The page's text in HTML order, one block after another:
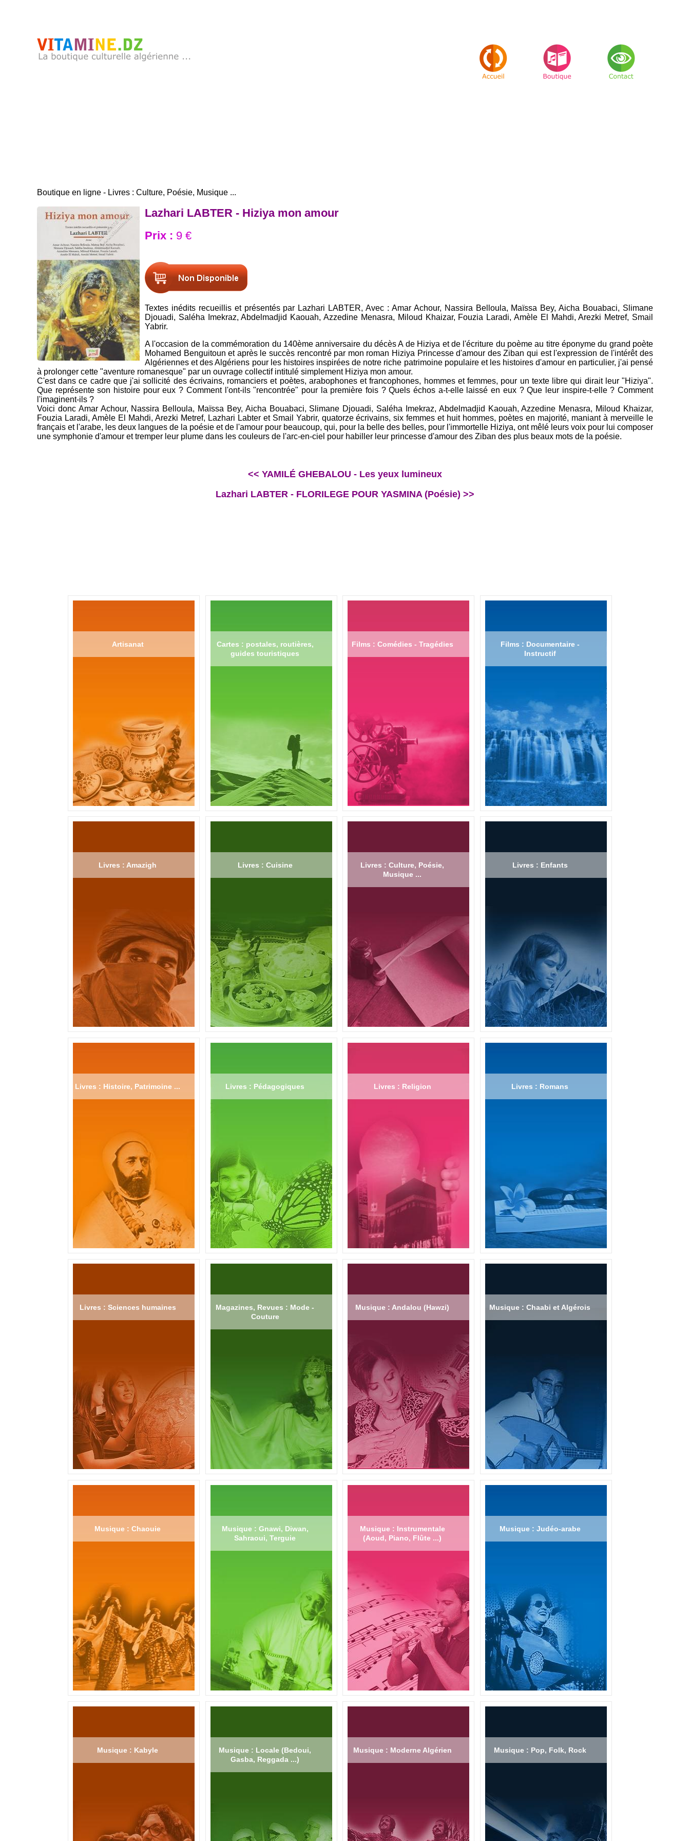
Boutique en ligne - Livres : Culture, Poésie, Musique ...
Lazhari LABTER - Hiziya mon amour
Prix : 9 €
Textes inédits recueillis et présentés par Lazhari LABTER, Avec : Amar Achour, Nassira Belloula, Maïssa Bey, Aicha Bouabaci, Slimane
Djouadi, Saléha Imekraz, Abdelmadjid Kaouah, Azzedine Menasra, Miloud Khaizar, Fouzia Laradi, Amèle El Mahdi, Arezki Metref, Smail
Yabrir.
A l'occasion de la commémoration du 140ème anniversaire du décès A de Hiziya et de l'écriture du poème au titre éponyme du grand poète
Mohamed Benguitoun et après le succès rencontré par mon roman Hiziya Princesse d'amour des Ziban qui est l'expression de l'intérêt des
Algériennes et des Algériens pour les histoires inspirées de notre riche patrimoine populaire et les histoires d'amour en particulier, j'ai pensé
à prolonger cette "aventure romanesque" par un ouvrage collectif intitulé simplement Hiziya mon amour.
C'est dans ce cadre que j'ai sollicité des écrivains, romanciers et poètes, arabophones et francophones, hommes et femmes, pour un texte libre qui dirait leur "Hiziya".
Que représente son histoire pour eux ? Comment l'ont-ils "rencontrée" pour la première fois ? Quels échos a-t-elle laissé en eux ? Que leur inspire-t-elle ? Comment
l'imaginent-ils ?
Voici donc Amar Achour, Nassira Belloula, Maïssa Bey, Aicha Bouabaci, Slimane Djouadi, Saléha Imekraz, Abdelmadjid Kaouah, Azzedine Menasra, Miloud Khaizar,
Fouzia Laradi, Amèle El Mahdi, Arezki Metref, Lazhari Labter et Smail Yabrir, quatorze écrivains, six femmes et huit hommes, poètes en majorité, maniant à merveille le
français et l'arabe, les deux langues de la poésie et de l'amour pour beaucoup, qui, pour la belle des belles, pour l'immortelle Hiziya, ont mêlé leurs voix pour lui composer
une symphonie d'amour et tremper leur plume dans les couleurs de l'arc-en-ciel pour habiller leur princesse d'amour des Ziban des plus beaux mots de la poésie.
<< YAMILÉ GHEBALOU - Les yeux lumineux
Lazhari LABTER - FLORILEGE POUR YASMINA (Poésie) >>
Artisanat
Cartes : postales, routières,
guides touristiques
Films : Comédies - Tragédies
Films : Documentaire -
Instructif
Livres : Amazigh Livres : Cuisine
Livres : Culture, Poésie,
Musique ...
Livres : Enfants
Livres : Histoire, Patrimoine ... Livres : Pédagogiques Livres : Religion Livres : Romans
Livres : Sciences humaines
Magazines, Revues : Mode -
Couture
Musique : Andalou (Hawzi) Musique : Chaabi et Algérois
Musique : Chaouie
Musique : Gnawi, Diwan,
Sahraoui, Terguie
Musique : Instrumentale
(Aoud, Piano, Flûte ...)
Musique : Judéo-arabe
Musique : Kabyle
Musique : Locale (Bedoui,
Gasba, Reggada ...)
Musique : Moderne Algérien Musique : Pop, Folk, Rock